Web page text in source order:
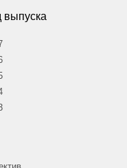
выпуска